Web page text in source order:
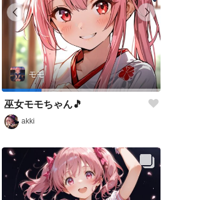
モモ
巫女モモちゃん🎵
akki